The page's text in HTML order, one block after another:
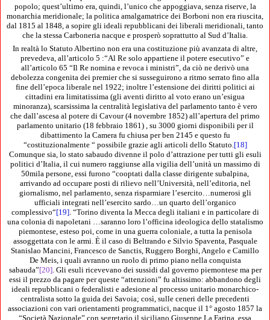
popolo; quest’ultimo era, quindi, l’unico che appoggiava, senza riserve, la
monarchia meridionale; la politica amalgamatrice dei Borboni non era riuscita,
dal 1815 al 1848, a sopire gli ideali repubblicani dei liberali meridionali, tanto
che la stessa Carboneria nacque e prosperò soprattutto al Sud d’Italia.
In realtà lo Statuto Albertino non era una costituzione più avanzata di altre,
prevedeva, all’articolo 5 :“Al Re solo appartiene il potere esecutivo” e
all’articolo 65 “Il Re nomina e revoca i ministri”, da ciò ne derivò una
debolezza congenita dei premier che si susseguirono a ritmo serrato fino alla
fine dell’epoca liberale nel 1922; inoltre l’estensione dei diritti politici ai
cittadini era limitatissima (gli aventi diritto al voto erano un’esigua
minoranza), scarsissima la centralità legislativa del parlamento tanto è vero
che dall’ascesa al potere di Cavour (4 novembre 1852) all’apertura del primo
parlamento unitario (18 febbraio 1861) , su 3000 giorni disponibili per il
dibattimento la Camera fu chiusa per ben 2145 e questo fu
“costituzionalmente “ possibile grazie agli articoli dello Statuto.[18]
Comunque sia, lo stato sabaudo divenne il polo d’attrazione per tutti gli esuli
politici d’Italia, il cui numero raggiunse alla vigilia dell’unità un massimo di
50mila persone, essi furono “cooptati dalla classe dirigente subalpina,
arrivando ad occupare posti di rilievo nell’Università, nell’editoria, nel
giornalismo, nel parlamento, senza risparmiare l’esercito…numerosi gli
ufficiali integrati nell’esercito sardo…un quarto dell’organico
complessivo“[19]. “Torino diventa la Mecca degli italiani e in particolare di
una colonia di napoletani …saranno loro l’officina ideologica dello statalismo
piemontese, esteso poi, come in una guerra coloniale, a tutta la penisola
assoggettata con le armi. È il caso di Beltrando e Silvio Spaventa, Pasquale
Stanislao Mancini, Francesco de Sanctis, Ruggero Borghi, Angelo e Camillo
De Meis, i quali avranno un ruolo di primo piano nella conquista
sabauda”[20]. Gli esuli ricevevano dei sussidi dal governo piemontese ma per
essi il prezzo da pagare per queste “attenzioni” fu altissimo: abbandono degli
ideali repubblicani o federalisti e adesione al processo unitario monarchico-
centralista sotto la guida dei Savoia; così, sulle ceneri delle precedenti
associazioni con vari orientamenti programmatici, nacque il 1° agosto 1857 la
“Società Nazionale” con segretario il siciliano Giuseppe La Farina, essa